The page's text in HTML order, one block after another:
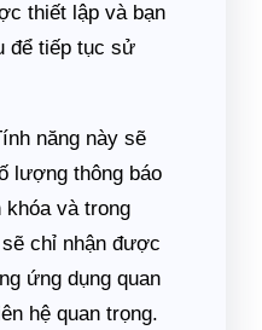
thiết lập và bạn
để tiếp tục sử
năng này sẽ
lượng thông báo
khóa và trong
chỉ nhận được
ứng dụng quan
hệ quan trọng.